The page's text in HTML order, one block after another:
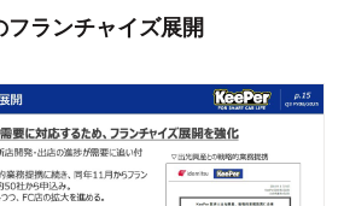
ランチャイズ展開